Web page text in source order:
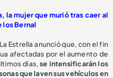
la mujer que murió tras caer al
los Bernal
Estrella anunció que, con el fin
afectadas por el aumento de
días, se intensificarán los
que laven sus vehículos en